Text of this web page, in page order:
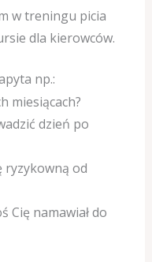
w treningu picia
dla kierowców.
np.:
miesiącach?
dzień po
ryzykowną od
Cię namawiał do